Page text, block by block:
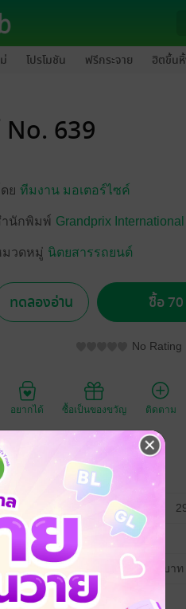
โปรโมชัน ฟรีกระจาย ฮิตขึ้น
No. 639
ย ทีมงาน มอเตอร์ไซค์
ำนักพิมพ์ Grandprix International
มวดหมู่ นิตยสารรถยนต์
ทดลองอ่าน ซื้อ
No Rating
อยากได้ ซื้อเป็นของขวัญ ติดตาม
ระเภทไฟล์
ที่วางขาย
วามยาว
ราคาปก 100 บาท